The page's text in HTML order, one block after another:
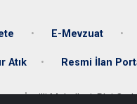
E-Mevzuat
Atık Resmi İlan
İncilli Mahallesi, Plaj